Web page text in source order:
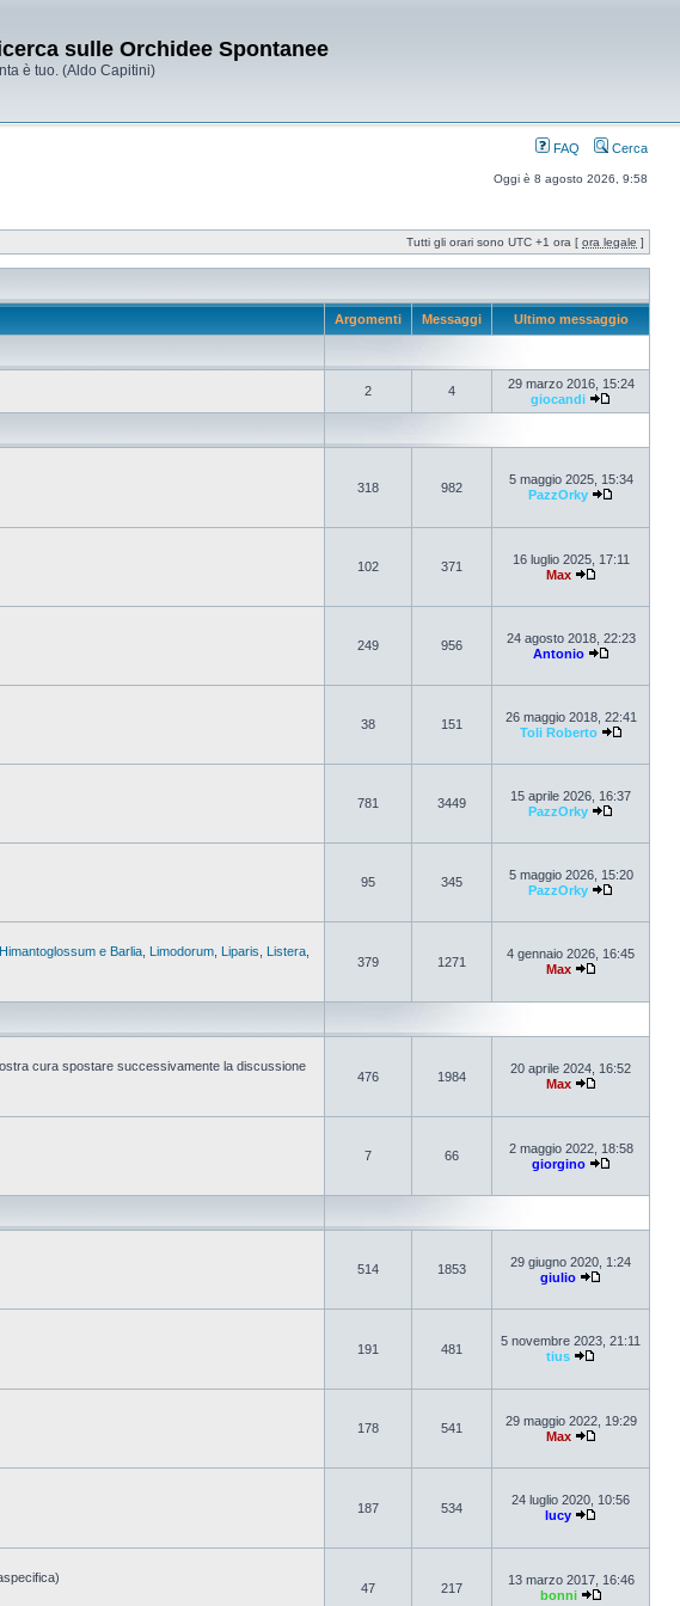
sulle Orchidee Spontanee
è tuo. (Aldo Capitini)
FAQ Cerca
Oggi è 8 agosto 2026, 9:58
Tutti gli orari sono UTC +1 ora [ ora legale ]
Argomenti Messaggi Ultimo messaggio
2 4
29 marzo 2016, 15:24
giocandi
318 982
5 maggio 2025, 15:34
PazzOrky
102 371
16 luglio 2025, 17:11
Max
249 956
24 agosto 2018, 22:23
Antonio
38 151
26 maggio 2018, 22:41
Toli Roberto
781 3449
15 aprile 2026, 16:37
PazzOrky
95 345
5 maggio 2026, 15:20
PazzOrky
Himantoglossum e Barlia Limodorum Liparis Listera
379 1271
4 gennaio 2026, 16:45
Max
cura spostare successivamente la discussione
476 1984
20 aprile 2024, 16:52
Max
7 66
2 maggio 2022, 18:58
giorgino
514 1853
29 giugno 2020, 1:24
giulio
191 481
5 novembre 2023, 21:11
tius
178 541
29 maggio 2022, 19:29
Max
187 534
24 luglio 2020, 10:56
lucy
47 217
13 marzo 2017, 16:46
bonni